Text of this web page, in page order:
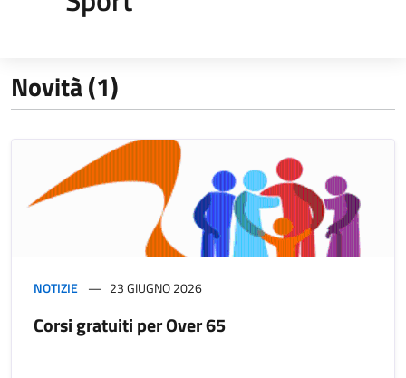
Novità (1)
NOTIZIE 23 GIUGNO 2026
Corsi gratuiti per Over 65